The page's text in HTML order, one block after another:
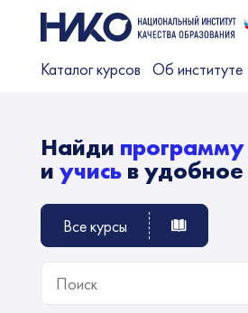
Каталог курсов Об институте
Найди программу
и учись в
Все курсы